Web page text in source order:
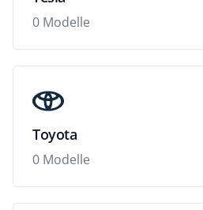
0 Modelle
Toyota
0 Modelle